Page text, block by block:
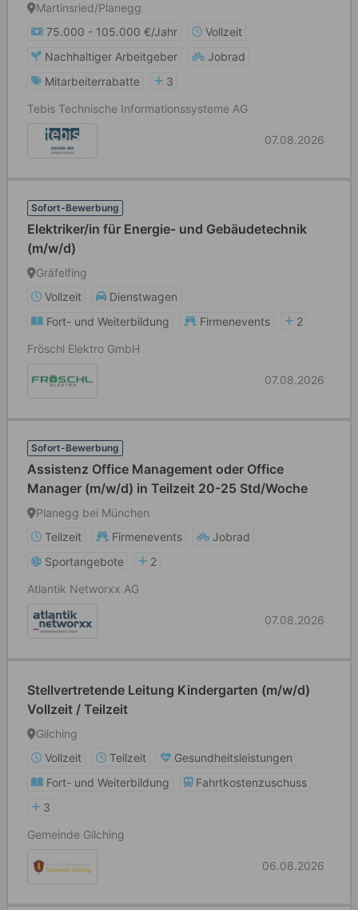
Martinsried/Planegg
75.000 - 105.000 €/Jahr
Vollzeit
Nachhaltiger Arbeitgeber
Jobrad
Mitarbeiterrabatte
3
Tebis Technische Informationssysteme AG
07.08.2026
Sofort-Bewerbung
Elektriker/in für Energie- und Gebäudetechnik
(m/w/d)
Gräfelfing
Vollzeit
Dienstwagen
Fort- und Weiterbildung
Firmenevents
2
Fröschl Elektro GmbH
07.08.2026
Sofort-Bewerbung
Assistenz Office Management oder Office
Manager (m/w/d) in Teilzeit 20-25 Std/Woche
Planegg bei München
Teilzeit
Firmenevents
Jobrad
Sportangebote
2
Atlantik Networxx AG
07.08.2026
Stellvertretende Leitung Kindergarten (m/w/d)
Vollzeit / Teilzeit
Gilching
Vollzeit
Teilzeit
Gesundheitsleistungen
Fort- und Weiterbildung
Fahrtkostenzuschuss
3
Gemeinde Gilching
06.08.2026